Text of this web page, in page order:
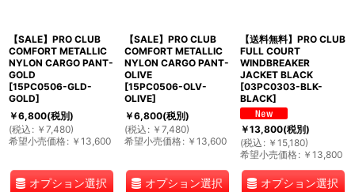
【SALE】PRO CLUB
COMFORT METALLIC
NYLON CARGO PANT-
GOLD
[15PC0506-GLD-
GOLD]
￥6,800(税別)
(税込 : ￥ 7,480)
希望小売価格: ￥ 13,600
オプション選択
【SALE】PRO CLUB
COMFORT METALLIC
NYLON CARGO PANT-
OLIVE
[15PC0506-OLV-
OLIVE]
￥6,800(税別)
(税込 : ￥ 7,480)
希望小売価格: ￥ 13,600
オプション選択
【送料無料】PRO CLUB
FULL COURT
WINDBREAKER
JACKET BLACK
[03PC0303-BLK-
BLACK]
￥13,800(税別)
(税込 : ￥ 15,180)
希望小売価格: ￥ 13,800
オプション選択